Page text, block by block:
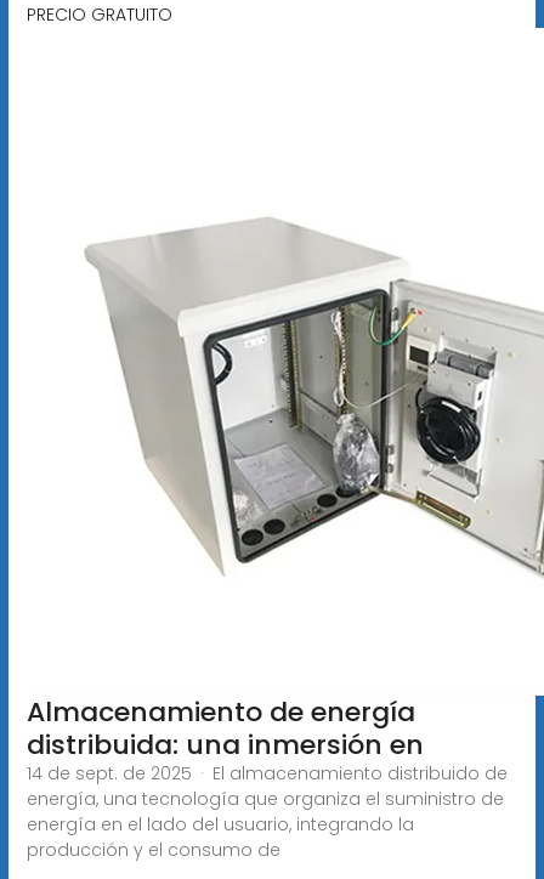
PRECIO GRATUITO
Almacenamiento de energía
distribuida: una inmersión en
14 de sept. de 2025 · El almacenamiento distribuido de
energía, una tecnología que organiza el suministro de
energía en el lado del usuario, integrando la
producción y el consumo de